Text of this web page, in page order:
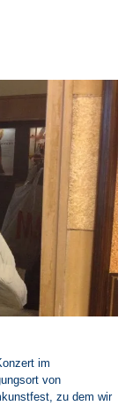
im
von
zu dem wir